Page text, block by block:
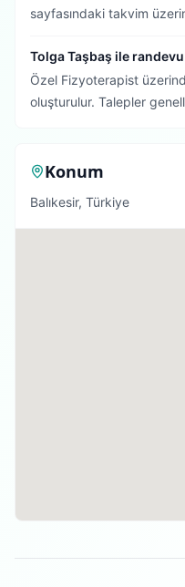
sayfasındaki takvim
Tolga Taşbaş ile randevu
Özel Fizyoterapist
oluşturulur. Talepler
Konum
Balıkesir, Türkiye